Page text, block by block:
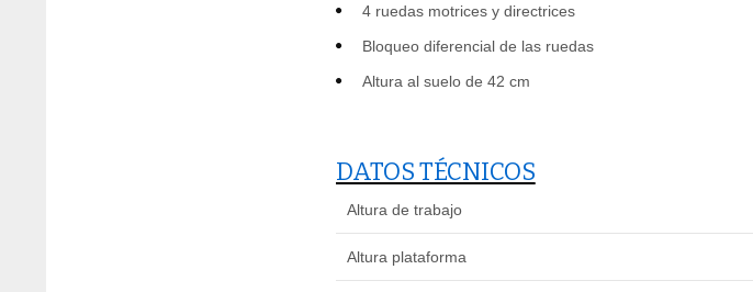
4 ruedas motrices y directrices
Bloqueo diferencial de las ruedas
Altura al suelo de 42 cm
DATOS TÉCNICOS
Altura de trabajo
Altura plataforma